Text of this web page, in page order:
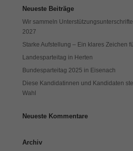
Neueste Beiträge
Wir sammeln
2027
Starke Aufstellung – Ein klares Zeichen
Landesparteitag in Herten
Bundesparteitag 2025 in Eisenach
Diese Kandidatinnen und Kandidaten
Wahl
Neueste Kommentare
Archiv